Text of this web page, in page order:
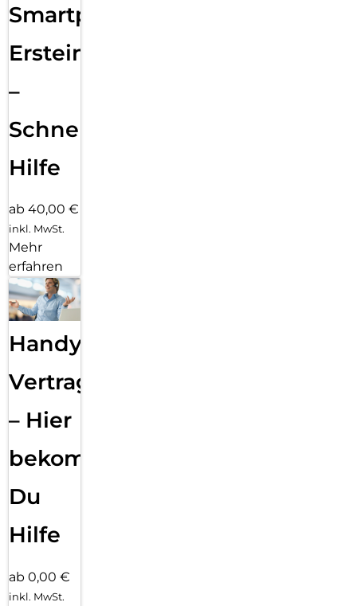
Smartphone
Ersteinrichtung
–
Schnelle
Hilfe
ab 40,00 €
inkl. MwSt.
Mehr
erfahren
Handy
Vertragsabwicklung
– Hier
bekommst
Du
Hilfe
ab 0,00 €
inkl. MwSt.